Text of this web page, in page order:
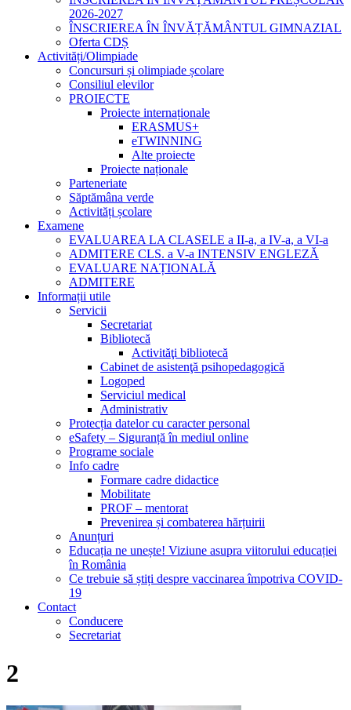
2026-2027
ÎNSCRIEREA ÎN ÎNVĂȚĂMÂNTUL GIMNAZIAL
Oferta CDȘ
Activități/Olimpiade
Concursuri și olimpiade școlare
Consiliul elevilor
PROIECTE
Proiecte internaționale
ERASMUS+
eTWINNING
Alte proiecte
Proiecte naționale
Parteneriate
Săptămâna verde
Activități școlare
Examene
EVALUAREA LA CLASELE a II-a, a IV-a, a VI-a
ADMITERE CLS. a V-a INTENSIV ENGLEZĂ
EVALUARE NAȚIONALĂ
ADMITERE
Informații utile
Servicii
Secretariat
Bibliotecă
Activităţi bibliotecă
Cabinet de asistenţă psihopedagogică
Logoped
Serviciul medical
Administrativ
Protecția datelor cu caracter personal
eSafety – Siguranță în mediul online
Programe sociale
Info cadre
Formare cadre didactice
Mobilitate
PROF – mentorat
Prevenirea și combaterea hărțuirii
Anunțuri
Educația ne unește! Viziune asupra viitorului educației
în România
Ce trebuie să știți despre vaccinarea împotriva COVID-
19
Contact
Conducere
Secretariat
2